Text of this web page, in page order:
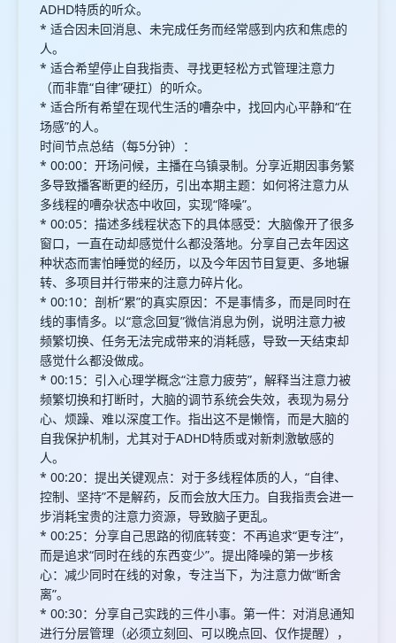
ADHD特质的听众。
* 适合因未回消息、未完成任务而经常感到内疚和焦虑的
人。
* 适合希望停止自我指责、寻找更轻松方式管理注意力
（而非靠“自律”硬扛）的听众。
* 适合所有希望在现代生活的嘈杂中，找回内心平静和“在
场感”的人。
时间节点总结（每5分钟）：
* 00:00：开场问候，主播在乌镇录制。分享近期因事务繁
多导致播客断更的经历，引出本期主题：如何将注意力从
多线程的嘈杂状态中收回，实现“降噪”。
* 00:05：描述多线程状态下的具体感受：大脑像开了很多
窗口，一直在动却感觉什么都没落地。分享自己去年因这
种状态而害怕睡觉的经历，以及今年因节目复更、多地辗
转、多项目并行带来的注意力碎片化。
* 00:10：剖析“累”的真实原因：不是事情多，而是同时在
线的事情多。以“意念回复”微信消息为例，说明注意力被
频繁切换、任务无法完成带来的消耗感，导致一天结束却
感觉什么都没做成。
* 00:15：引入心理学概念“注意力疲劳”，解释当注意力被
频繁切换和打断时，大脑的调节系统会失效，表现为易分
心、烦躁、难以深度工作。指出这不是懒惰，而是大脑的
自我保护机制，尤其对于ADHD特质或对新刺激敏感的
人。
* 00:20：提出关键观点：对于多线程体质的人，“自律、
控制、坚持”不是解药，反而会放大压力。自我指责会进一
步消耗宝贵的注意力资源，导致脑子更乱。
* 00:25：分享自己思路的彻底转变：不再追求“更专注”，
而是追求“同时在线的东西变少”。提出降噪的第一步核
心：减少同时在线的对象，专注当下，为注意力做“断舍
离”。
* 00:30：分享自己实践的三件小事。第一件：对消息通知
进行分层管理（必须立刻回、可以晚点回、仅作提醒），